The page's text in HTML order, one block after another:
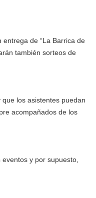
de “La Barrica de
también sorteos de
los asistentes puedan
acompañados de los
y por supuesto,